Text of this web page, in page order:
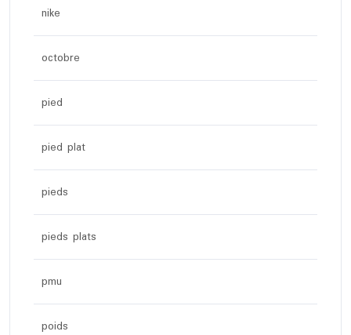
nike
octobre
pied
pied plat
pieds
pieds plats
pmu
poids